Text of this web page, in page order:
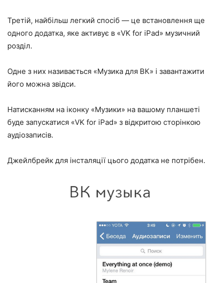
Третій, найбільш легкий спосіб — це встановлення ще
одного додатка, яке активує в «VK for iPad» музичний
розділ.
Одне з них називається «Музика для ВК» і завантажити
його можна звідси.
Натисканням на іконку «Музики» на вашому планшеті
буде запускатися «VK for iPad» з відкритою сторінкою
аудіозаписів.
Джейлбрейк для інсталяції цього додатка не потрібен.